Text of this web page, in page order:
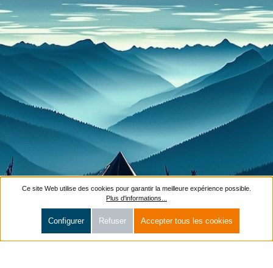
Ce site Web utilise des cookies pour garantir la meilleure expérience possible.
Plus d'informations...
Refuser
Configurer Accepter tous les cookies